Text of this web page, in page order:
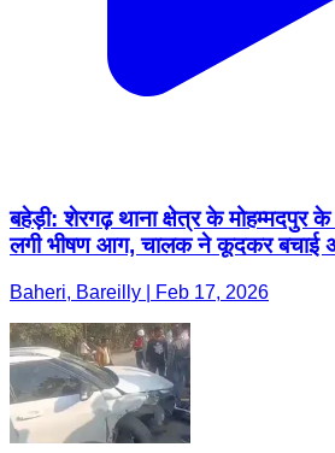
बहेड़ी: शेरगढ़ थाना क्षेत्र के मोहम्मदपुर
लगी भीषण आग, चालक ने कूदकर बचाई
Baheri, Bareilly | Feb 17, 2026